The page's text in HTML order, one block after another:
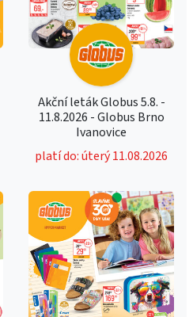
Akční leták Globus 5.8. -
11.8.2026 - Globus Brno
Ivanovice
platí do: úterý 11.08.2026